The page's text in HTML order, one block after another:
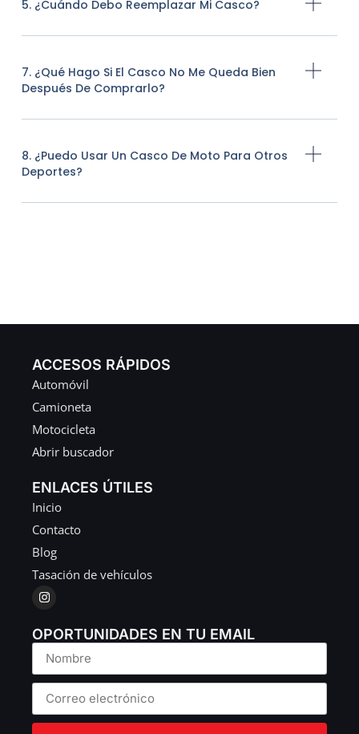
5. ¿Cuándo Debo Reemplazar Mi Casco?
7. ¿Qué Hago Si El Casco No Me Queda Bien
Después De Comprarlo?
8. ¿Puedo Usar Un Casco De Moto Para Otros
Deportes?
ACCESOS RÁPIDOS
Automóvil
Camioneta
Motocicleta
Abrir buscador
ENLACES ÚTILES
Inicio
Contacto
Blog
Tasación de vehículos
OPORTUNIDADES EN TU EMAIL